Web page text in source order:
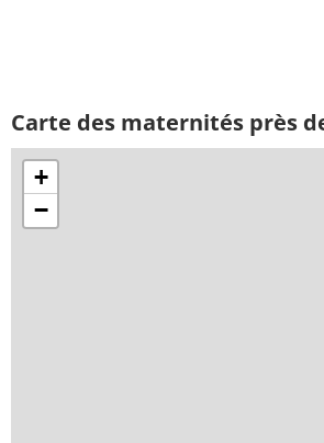
Carte des maternités près
+
−